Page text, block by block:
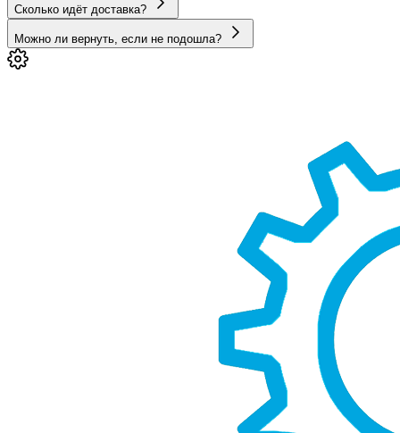
Сколько идёт доставка?
Можно ли вернуть, если не подошла?